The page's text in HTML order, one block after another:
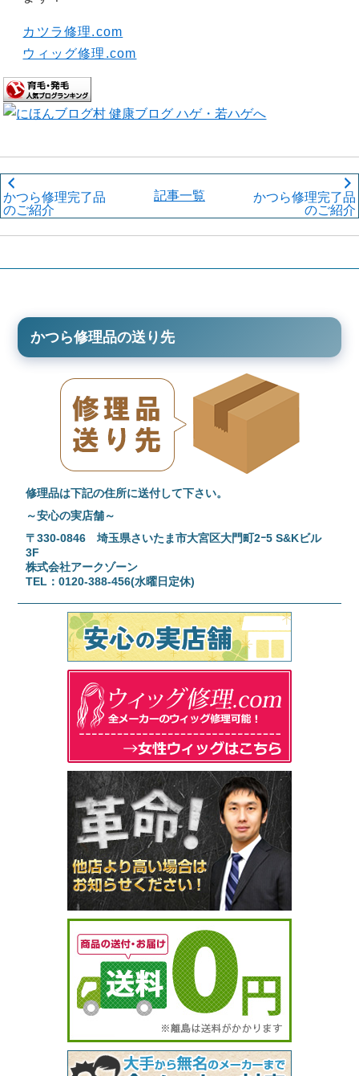
カツラ修理.com
ウィッグ修理.com
かつら修理完了品
のご紹介
記事一覧
かつら修理完了品
のご紹介
かつら修理品の送り先
修理品は下記の住所に送付して下さい。
～安心の実店舗～
〒330-0846 埼玉県さいたま市大宮区大門町2ｰ5 S&Kビル
3F
株式会社アークゾーン
TEL：0120-388-456(水曜日定休)